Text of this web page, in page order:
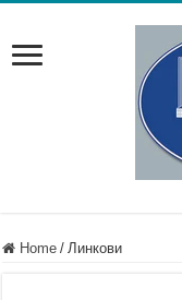
Home / Линкови